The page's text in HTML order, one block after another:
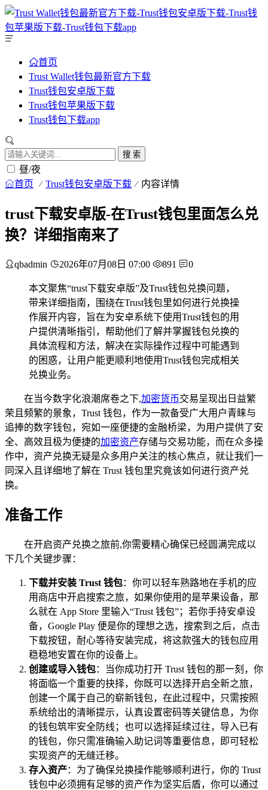
首页
Trust Wallet钱包最新官方下载
Trust钱包安卓版下载
Trust钱包苹果版下载
Trust钱包下载app
搜 索
昼/夜
首页 Trust钱包安卓版下载 内容详情
trust下载安卓版-在Trust钱包里面怎么兑
换？详细指南来了
qbadmin 2026年07月08日 07:00 891 0
本文聚焦“trust下载安卓版”及Trust钱包兑换问题，
带来详细指南，围绕在Trust钱包里如何进行兑换操
作展开内容，旨在为安卓系统下使用Trust钱包的用
户提供清晰指引，帮助他们了解并掌握钱包兑换的
具体流程和方法，解决在实际操作过程中可能遇到
的困惑，让用户能更顺利地使用Trust钱包完成相关
兑换业务。
在当今数字化浪潮席卷之下,加密货币交易呈现出日益繁
荣且频繁的景象，Trust 钱包，作为一款备受广大用户青睐与
追捧的数字钱包，宛如一座便捷的金融桥梁，为用户提供了安
全、高效且极为便捷的加密资产存储与交易功能，而在众多操
作中，资产兑换无疑是众多用户关注的核心焦点，就让我们一
同深入且详细地了解在 Trust 钱包里究竟该如何进行资产兑
换。
准备工作
在开启资产兑换之旅前,你需要精心确保已经圆满完成以
下几个关键步骤：
下载并安装 Trust 钱包：你可以轻车熟路地在手机的应
用商店中开启搜索之旅，如果你使用的是苹果设备，那
么就在 App Store 里输入“Trust 钱包”；若你手持安卓设
备，Google Play 便是你的理想之选，搜索到之后，点击
下载按钮，耐心等待安装完成，将这款强大的钱包应用
稳稳地安置在你的设备上。
创建或导入钱包：当你成功打开 Trust 钱包的那一刻，你
将面临一个重要的抉择，你既可以选择开启全新之旅，
创建一个属于自己的崭新钱包，在此过程中，只需按照
系统给出的清晰提示，认真设置密码等关键信息，为你
的钱包筑牢安全防线；也可以选择延续过往，导入已有
的钱包，你只需准确输入助记词等重要信息，即可轻松
实现资产的无缝迁移。
存入资产：为了确保兑换操作能够顺利进行，你的 Trust
钱包中必须拥有足够的资产作为坚实后盾，你可以通过